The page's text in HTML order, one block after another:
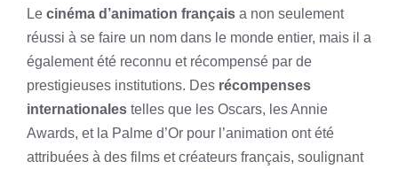
Le cinéma d’animation français a non seulement
réussi à se faire un nom dans le monde entier, mais il a
également été reconnu et récompensé par de
prestigieuses institutions. Des récompenses
internationales telles que les Oscars, les Annie
Awards, et la Palme d’Or pour l’animation ont été
attribuées à des films et créateurs français, soulignant